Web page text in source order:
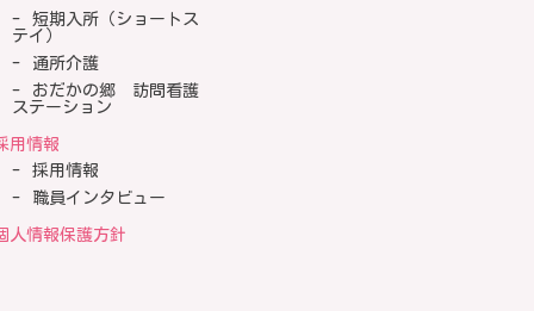
短期入所（ショートス
テイ）
通所介護
おだかの郷 訪問看護
ステーション
用情報
採用情報
職員インタビュー
人情報保護方針